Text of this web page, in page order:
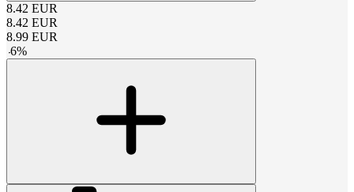
8.42 EUR
8.42 EUR
8.99 EUR
-6%